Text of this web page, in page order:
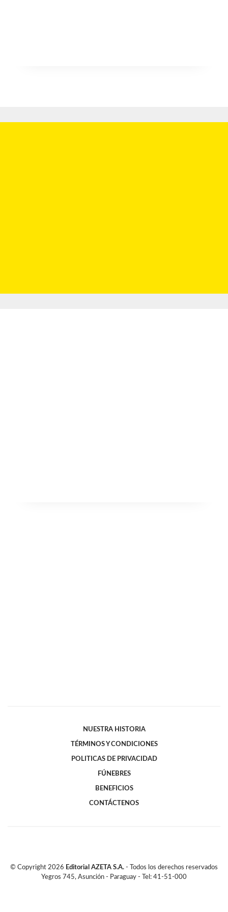
NUESTRA HISTORIA
TÉRMINOS Y CONDICIONES
POLITICAS DE PRIVACIDAD
FÚNEBRES
BENEFICIOS
CONTÁCTENOS
© Copyright 2026 Editorial AZETA S.A. - Todos los derechos reservados
Yegros 745, Asunción - Paraguay - Tel: 41-51-000